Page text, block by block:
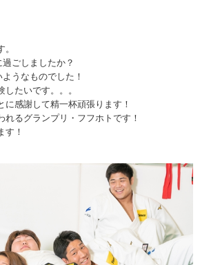
ごしましたか？
うなものでした！
たいです。。。
感謝して精一杯頑張ります！
れるグランプリ・フフホトです！
す！